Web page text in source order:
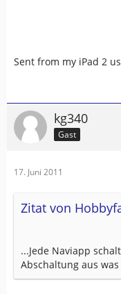
Sent from my iPad 2
kg340
Gast
17. Juni 2011
Zitat von
...Jede Naviapp
Abschaltung aus